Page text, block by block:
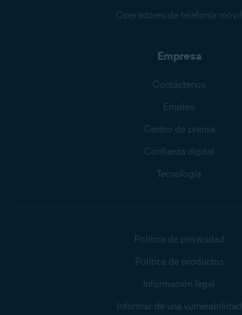
Operadores de telefonía móvil
Empresa
Contáctenos
Empleo
Centro de prensa
Confianza digital
Tecnología
Política de privacidad
Política de productos
Información legal
Informar de una vulnerabilidad